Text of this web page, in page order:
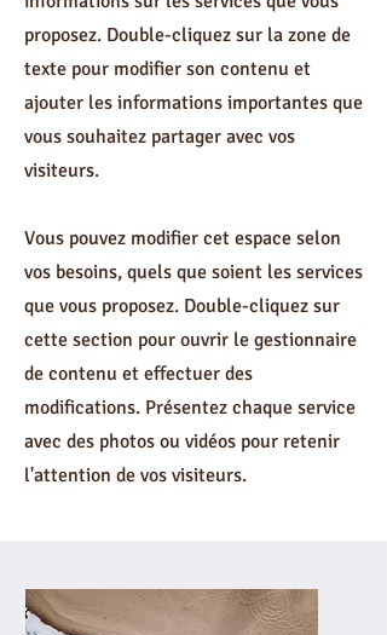
proposez. Double-cliquez sur la zone de
texte pour modifier son contenu et
ajouter les informations importantes que
vous souhaitez partager avec vos
visiteurs.
Vous pouvez modifier cet espace selon
vos besoins, quels que soient les services
que vous proposez. Double-cliquez sur
cette section pour ouvrir le gestionnaire
de contenu et effectuer des
modifications. Présentez chaque service
avec des photos ou vidéos pour retenir
l'attention de vos visiteurs.